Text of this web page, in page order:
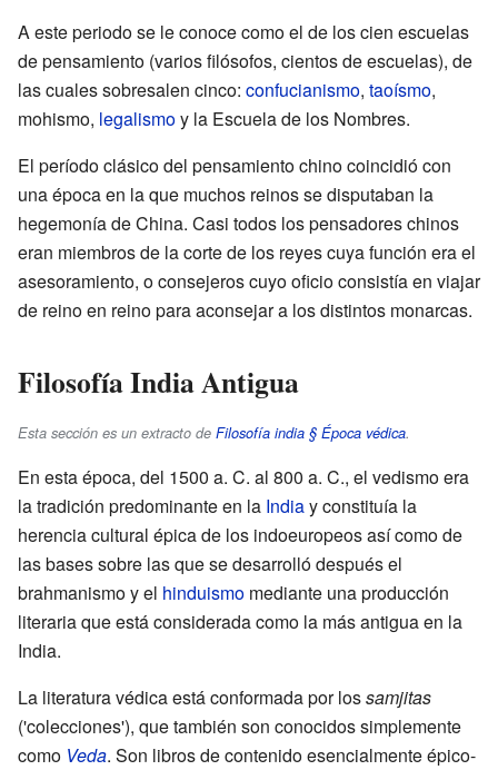
A este periodo se le conoce como el de los cien escuelas
de pensamiento (varios filósofos, cientos de escuelas), de
las cuales sobresalen cinco: confucianismo, taoísmo,
mohismo, legalismoy la Escuela de los Nombres.
El período clásico del pensamiento chino coincidió con
una época en la que muchos reinos se disputaban la
hegemonía de China. Casi todos los pensadores chinos
eran miembros de la corte de los reyes cuya función era el
asesoramiento, o consejeros cuyo oficio consistía en viajar
de reino en reino para aconsejar a los distintos monarcas.
Filosofía India Antigua
Esta sección es un extracto de Filosofía india § Época védica.
En esta época, del 1500 a. C. al 800 a. C., el vedismo era
la tradición predominante en la Indiay constituía la
herencia cultural épica de los indoeuropeos así como de
las bases sobre las que se desarrolló después el
brahmanismo y el hinduismo mediante una producción
literaria que está considerada como la más antigua en la
India.
La literatura védica está conformada por lossamjitas
('colecciones'), que también son conocidos simplemente
como Veda. Son libros de contenido esencialmente épico-